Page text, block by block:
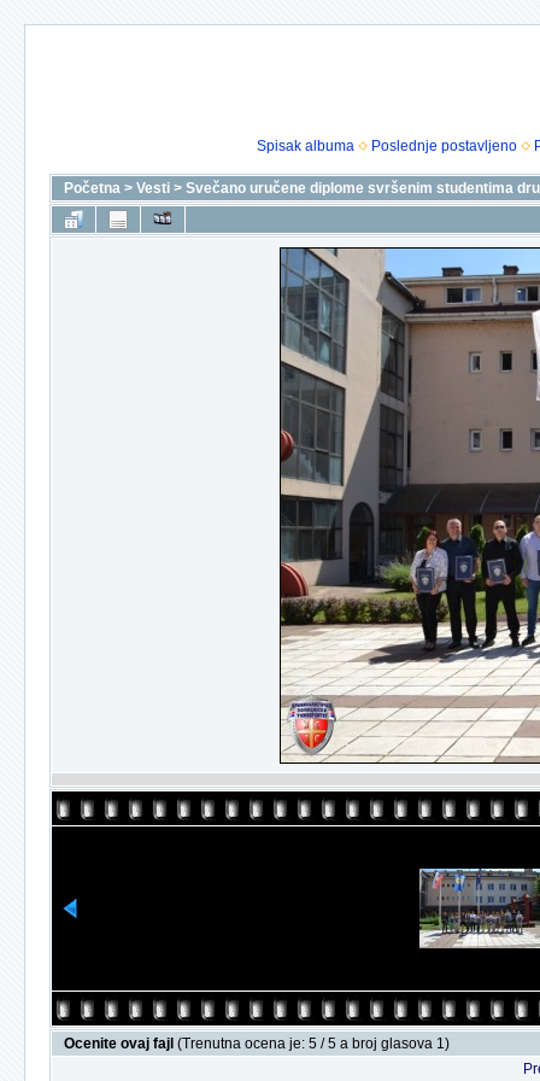
Spisak albuma Poslednje postavljeno
Početna > Vesti > Svečano uručene diplome svršenim studentima
Ocenite ovaj fajl (Trenutna ocena je: 5 / 5 a broj glasova 1)